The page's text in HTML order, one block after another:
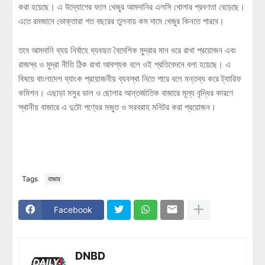
করা হয়েছে। এ উদ্যোগের ফলে খেজুর আমদানির এলসি খোলার প্রবণতা বেড়েছে।
এতে রমজানে ভোক্তারা গত বছরের তুলনায় কম দামে খেজুর কিনতে পারবে।
তবে আমদানি ব্যয় নির্বাহে ব্যবহৃত বৈদেশিক মুদ্রার মান ধরে রাখা প্রয়োজন এবং
রাজস্ব ও মুদ্রা নীতি ঠিক রাখা আবশ্যক বলে ওই প্রতিবেদনে বলা হয়েছে। এ
বিষয়ে বাংলাদেশ ব্যাংক প্রয়োজনীয় ব্যবস্থা নিতে পারে বলে মন্তব্য করে ট্যারিফ
কমিশন। এছাড়া মসুর ডাল ও ছোলার আন্তর্জাতিক বাজারে মূল্য বৃদ্ধির কারণে
স্থানীয় বাজারে এ দুটো পণ্যের মজুত ও সরবরাহ মনিটর করা প্রয়োজন।
Tags বাজার
Facebook
DNBD